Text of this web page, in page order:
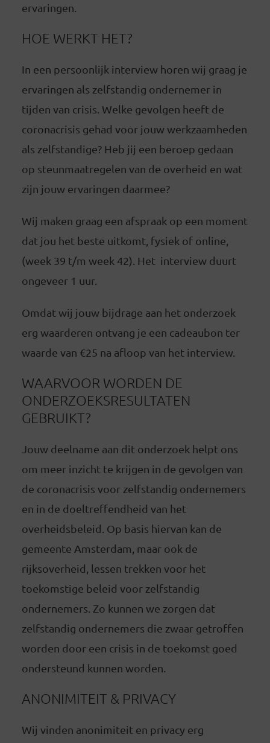
ervaringen.
HOE WERKT HET?
In een persoonlijk interview horen wij graag je
ervaringen als zelfstandig ondernemer in
tijden van crisis. Welke gevolgen heeft de
coronacrisis gehad voor jouw werkzaamheden
als zelfstandige? Heb jij een beroep gedaan
op steunmaatregelen van de overheid en wat
zijn jouw ervaringen daarmee?
Wij maken graag een afspraak op een moment
dat jou het beste uitkomt, fysiek of online,
(week 39 t/m week 42). Het interview duurt
ongeveer 1 uur.
Omdat wij jouw bijdrage aan het onderzoek
erg waarderen ontvang je een cadeaubon ter
waarde van €25 na afloop van het interview.
WAARVOOR WORDEN DE
ONDERZOEKSRESULTATEN
GEBRUIKT?
Jouw deelname aan dit onderzoek helpt ons
om meer inzicht te krijgen in de gevolgen van
de coronacrisis voor zelfstandig ondernemers
en in de doeltreffendheid van het
overheidsbeleid. Op basis hiervan kan de
gemeente Amsterdam, maar ook de
rijksoverheid, lessen trekken voor het
toekomstige beleid voor zelfstandig
ondernemers. Zo kunnen we zorgen dat
zelfstandig ondernemers die zwaar getroffen
worden door een crisis in de toekomst goed
ondersteund kunnen worden.
ANONIMITEIT & PRIVACY
Wij vinden anonimiteit en privacy erg